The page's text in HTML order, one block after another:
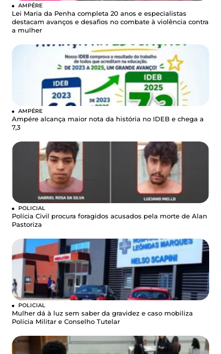
AMPÉRE
Lei Maria da Penha completa 20 anos e especialistas
destacam avanços e desafios no combate à violência contra
a mulher
AMPÉRE
Ampére alcança maior nota da história no IDEB e chega a
7,3
POLICIAL
Polícia Civil procura foragidos acusados pela morte de Alan
Pastoriza
POLICIAL
Mulher dá à luz sem saber da gravidez e caso mobiliza
Polícia Militar e Conselho Tutelar